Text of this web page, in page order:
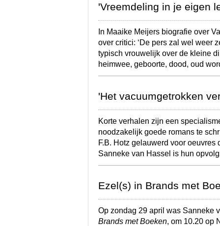
'Vreemdeling in je eigen
In Maaike Meijers biografie over
over critici: ‘De pers zal wel weer
typisch vrouwelijk over de kleine
heimwee, geboorte, dood, oud
'Het vacuumgetrokken
Korte verhalen zijn een
noodzakelijk goede romans te
F.B. Hotz gelauwerd voor
Sanneke van Hassel is hun
Ezel(s) in Brands met
Op zondag 29 april was Sanneke
Brands met Boeken, om 10.20 op